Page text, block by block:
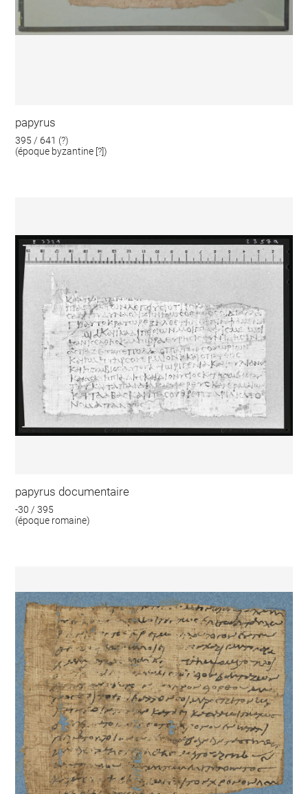
papyrus
395 / 641 (?)
(époque byzantine [?])
papyrus documentaire
-30 / 395
(époque romaine)